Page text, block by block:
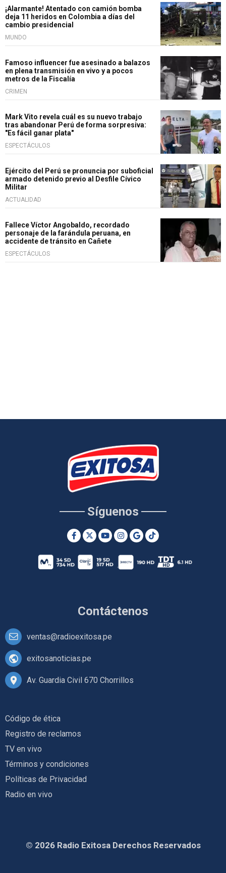
¡Alarmante! Atentado con camión bomba
deja 11 heridos en Colombia a días del
cambio presidencial
MUNDO
Famoso influencer fue asesinado a balazos
en plena transmisión en vivo y a pocos
metros de la Fiscalía
CRIMEN
Mark Vito revela cuál es su nuevo trabajo
tras abandonar Perú de forma sorpresiva:
"Es fácil ganar plata"
ESPECTÁCULOS
Ejército del Perú se pronuncia por suboficial
armado detenido previo al Desfile Cívico
Militar
ACTUALIDAD
Fallece Víctor Angobaldo, recordado
personaje de la farándula peruana, en
accidente de tránsito en Cañete
ESPECTÁCULOS
Contáctenos
ventas@radioexitosa.pe
exitosanoticias.pe
Av. Guardia Civil 670 Chorrillos
Síguenos
Código de ética
Registro de reclamos
TV en vivo
Términos y condiciones
Políticas de Privacidad
Radio en vivo
© 2026 Radio Exitosa Derechos Reservados